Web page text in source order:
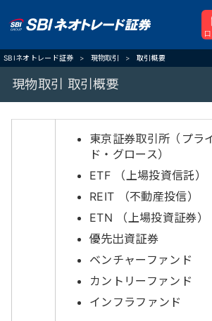
SBIネオトレード証券 現物取引 取引概要
現物取引 取引概要
東京証券取引所（プラ
ド・グロース）
ETF （上場投資信託
REIT （不動産投信）
ETN （上場投資証券）
優先出資証券
ベンチャーファンド
カントリーファンド
インフラファンド